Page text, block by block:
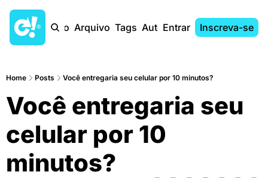
Início Arquivo Tags AutoresEntrar Inscreva-se
Home Posts Você entregaria seu celular por 10 minutos?
Você entregaria seu
celular por 10
minutos?